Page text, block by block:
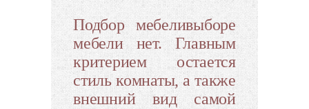
Подбор мебеливыборе
мебели нет. Главным
критерием остается
стиль комнаты, а также
внешний вид самой